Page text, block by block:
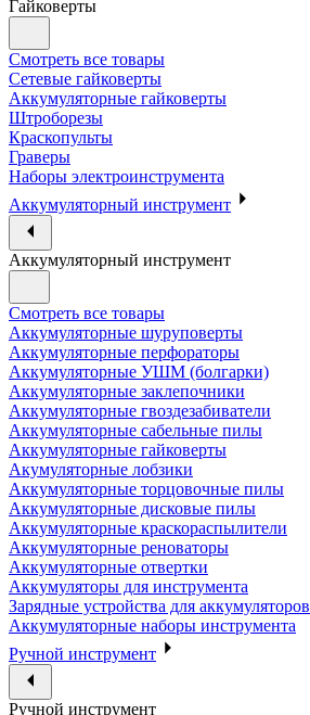
Гайковерты
Смотреть все товары
Сетевые гайковерты
Аккумуляторные гайковерты
Штроборезы
Краскопульты
Граверы
Наборы электроинструмента
Аккумуляторный инструмент
Аккумуляторный инструмент
Смотреть все товары
Аккумуляторные шуруповерты
Аккумуляторные перфораторы
Аккумуляторные УШМ (болгарки)
Аккумуляторные заклепочники
Аккумуляторные гвоздезабиватели
Аккумуляторные сабельные пилы
Аккумуляторные гайковерты
Акумуляторные лобзики
Аккумуляторные торцовочные пилы
Аккумуляторные дисковые пилы
Аккумуляторные краскораспылители
Аккумуляторные реноваторы
Аккумуляторные отвертки
Аккумуляторы для инструмента
Зарядные устройства для аккумуляторов
Аккумуляторные наборы инструмента
Ручной инструмент
Ручной инструмент